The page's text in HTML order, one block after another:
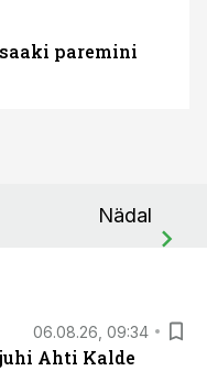
paremini
Nädal
06.08.26, 09:34
Ahti Kalde